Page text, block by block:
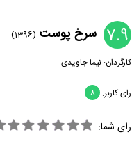
7.9 سرخ پوست (1396)
کارگردان:نیما جاویدی
رای کاربر: 8
رای شما: